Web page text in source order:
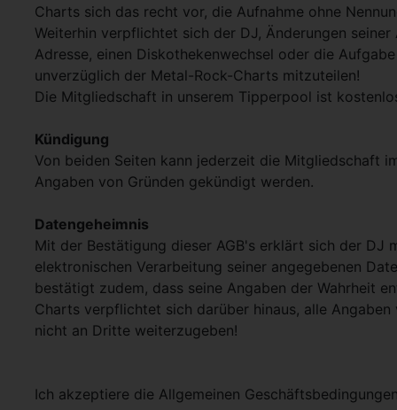
Charts sich das recht vor, die Aufnahme ohne
Weiterhin verpflichtet sich der DJ, Änderungen
Adresse, einen Diskothekenwechsel oder die
unverzüglich der Metal-Rock-Charts mitzuteilen!
Die Mitgliedschaft in unserem Tipperpool ist
Kündigung
Von beiden Seiten kann jederzeit die Mitgliedschaft
Angaben von Gründen gekündigt werden.
Datengeheimnis
Mit der Bestätigung dieser AGB's erklärt sich der DJ
elektronischen Verarbeitung seiner angegebenen
bestätigt zudem, dass seine Angaben der Wahrheit
Charts verpflichtet sich darüber hinaus, alle
nicht an Dritte weiterzugeben!
Ich akzeptiere die Allgemeinen